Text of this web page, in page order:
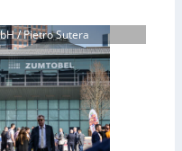
/ Pietro Sutera